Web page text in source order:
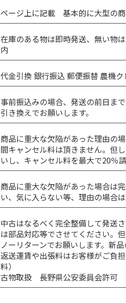
ページ上に記載 基本的に大型の商
在庫のある物は即時発送、無い物
内
代金引換 銀行振込 郵便振替 農機
事前振込みの場合、発送の前日ま
引き換えでお願いします。
商品に重大な欠陥があった理由の
間キャンセル料は頂きません。但
いし、キャンセル料を最大で20％
商品に重大な欠陥があった場合は
い、気に入らない等、理由の場合
中古はなるべく完全整備して発送
は部品対応等でさせてください。
ノーリターンでお願いします。新
返送運賃や出張料はお客様がご負
料）
古物取扱 長野県公安委員会許可